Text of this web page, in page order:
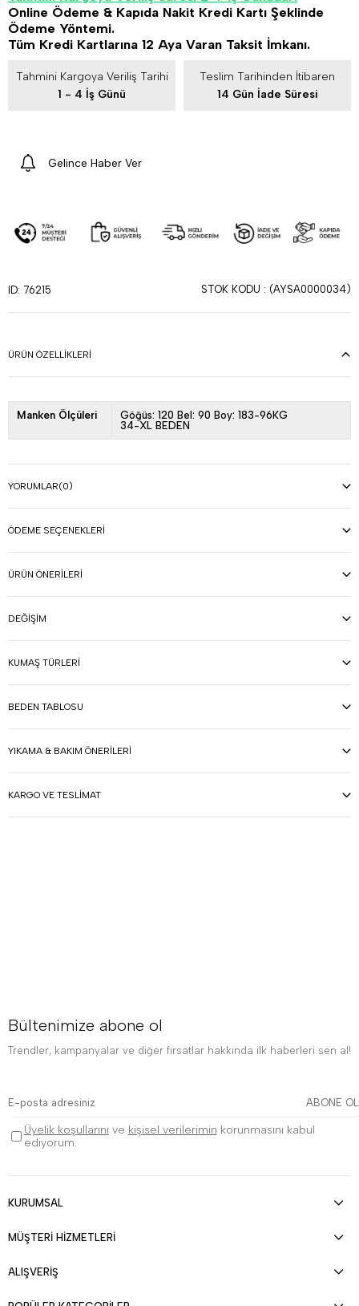
Online Ödeme & Kapıda Nakit Kredi Kartı Şeklinde
Ödeme Yöntemi.
Tüm Kredi Kartlarına 12 Aya Varan Taksit İmkanı.
Tahmini Kargoya Veriliş Tarihi
1 - 4 İş Günü
Teslim Tarihinden İtibaren
14 Gün İade Süresi
Gelince Haber Ver
ID: 76215 STOK KODU (AYSA0000034)
ÜRÜN ÖZELLIKLERI
Manken Ölçüleri
Göğüs: 120 Bel: 90 Boy: 183-96KG
34-XL BEDEN
YORUMLAR(0)
ÖDEME SEÇENEKLERI
ÜRÜN ÖNERILERI
DEĞIŞIM
KUMAŞ TÜRLERI
BEDEN TABLOSU
YIKAMA & BAKIM ÖNERILERI
KARGO VE TESLIMAT
Bültenimize abone ol
Trendler, kampanyalar ve diğer fırsatlar hakkında ilk haberleri sen al!
ABONE OL
Üyelik koşullarını ve kişisel verilerimin korunmasını kabul
ediyorum.
KURUMSAL
MÜŞTERİ HİZMETLERİ
ALIŞVERİŞ